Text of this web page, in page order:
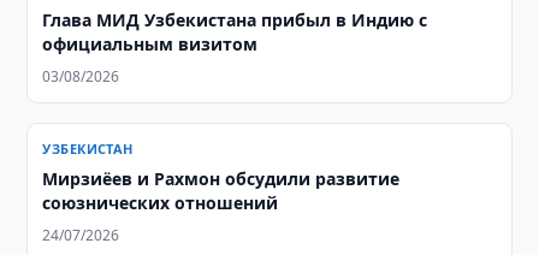
Глава МИД Узбекистана прибыл в Индию с
официальным визитом
03/08/2026
УЗБЕКИСТАН
Мирзиёев и Рахмон обсудили развитие
союзнических отношений
24/07/2026